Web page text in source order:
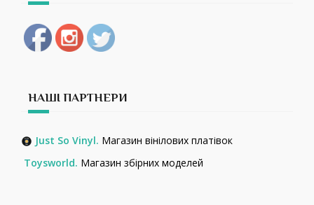
НАШІ ПАРТНЕРИ
Just So Vinyl. Магазин вінілових платівок
Toysworld. Магазин збірних моделей